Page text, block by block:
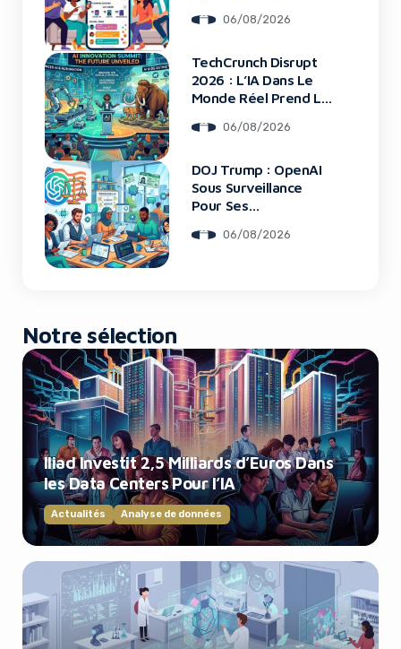
06/08/2026
TechCrunch Disrupt
2026 : L’IA Dans Le
Monde Réel Prend La
06/08/2026
DOJ Trump : OpenAI
Sous Surveillance
Pour Ses
06/08/2026
Notre sélection
Iliad Investit 2,5 Milliards d’Euros Dans
les Data Centers Pour l’IA
Actualités Analyse de données